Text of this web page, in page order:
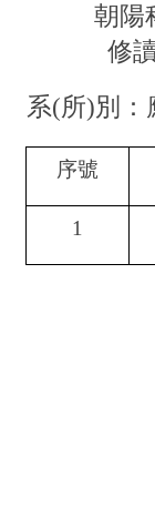
朝陽
修
系(所)別：
序號
1